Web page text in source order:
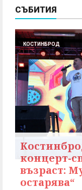
СЪБИТИЯ
КОСТИНБРОД
концерт-
възраст:
остарява“